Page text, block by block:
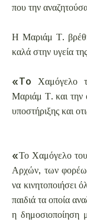
που την
Η Μαριάμ Τ.
καλά στην υγεία
«To Χαμόγελο
Μαριάμ Τ. και την
υποστήριξης και
«Το Χαμόγελο
Αρχών, των
να κινητοποιήσει
παιδιά τα οποία
η δημοσιοποίηση